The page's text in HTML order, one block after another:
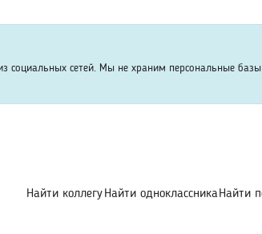
точных данных о пользователе.
социальных сетей. Мы не храним персональные
Найти коллегуНайти одноклассникаНайти